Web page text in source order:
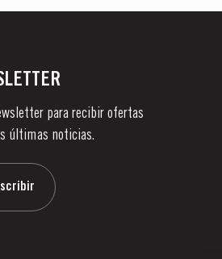
para recibir ofertas
últimas noticias.